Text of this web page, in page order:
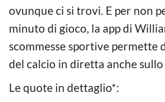
ovunque ci si trovi. E per non
minuto di gioco, la app di
scommesse sportive permette
del calcio in diretta anche
Le quote in dettaglio*: